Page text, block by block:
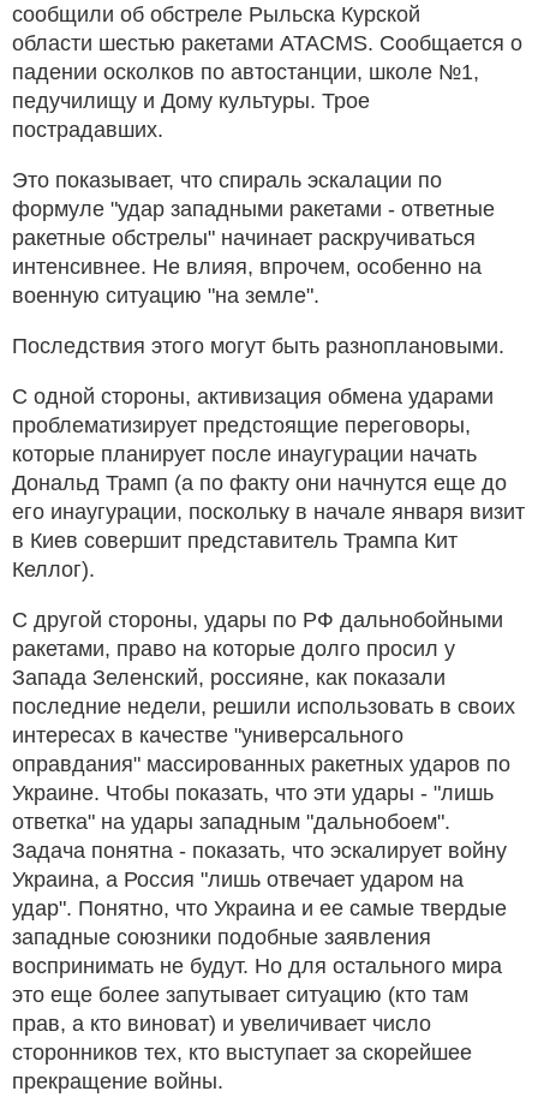
сообщили об обстреле Рыльска Курской
области шестью ракетами ATACMS. Сообщается о
падении осколков по автостанции, школе №1,
педучилищу и Дому культуры. Трое
пострадавших.
Это показывает, что спираль эскалации по
формуле "удар западными ракетами - ответные
ракетные обстрелы" начинает раскручиваться
интенсивнее. Не влияя, впрочем, особенно на
военную ситуацию "на земле".
Последствия этого могут быть разноплановыми.
С одной стороны, активизация обмена ударами
проблематизирует предстоящие переговоры,
которые планирует после инаугурации начать
Дональд Трамп (а по факту они начнутся еще до
его инаугурации, поскольку в начале января визит
в Киев совершит представитель Трампа Кит
Келлог).
С другой стороны, удары по РФ дальнобойными
ракетами, право на которые долго просил у
Запада Зеленский, россияне, как показали
последние недели, решили использовать в своих
интересах в качестве "универсального
оправдания" массированных ракетных ударов по
Украине. Чтобы показать, что эти удары - "лишь
ответка" на удары западным "дальнобоем".
Задача понятна - показать, что эскалирует войну
Украина, а Россия "лишь отвечает ударом на
удар". Понятно, что Украина и ее самые твердые
западные союзники подобные заявления
воспринимать не будут. Но для остального мира
это еще более запутывает ситуацию (кто там
прав, а кто виноват) и увеличивает число
сторонников тех, кто выступает за скорейшее
прекращение войны.